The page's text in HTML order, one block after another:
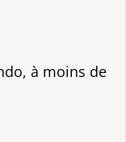
à moins de